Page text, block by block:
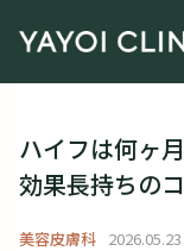
ハイフは何ヶ
効果長持ちの
美容皮膚科 2026.05.23